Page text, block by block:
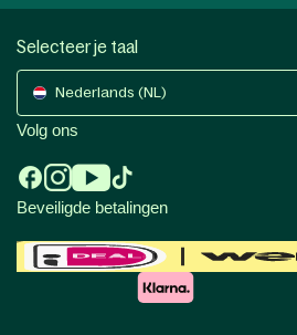
Selecteer je taal
Nederlands (NL)
Volg ons
Beveiligde betalingen